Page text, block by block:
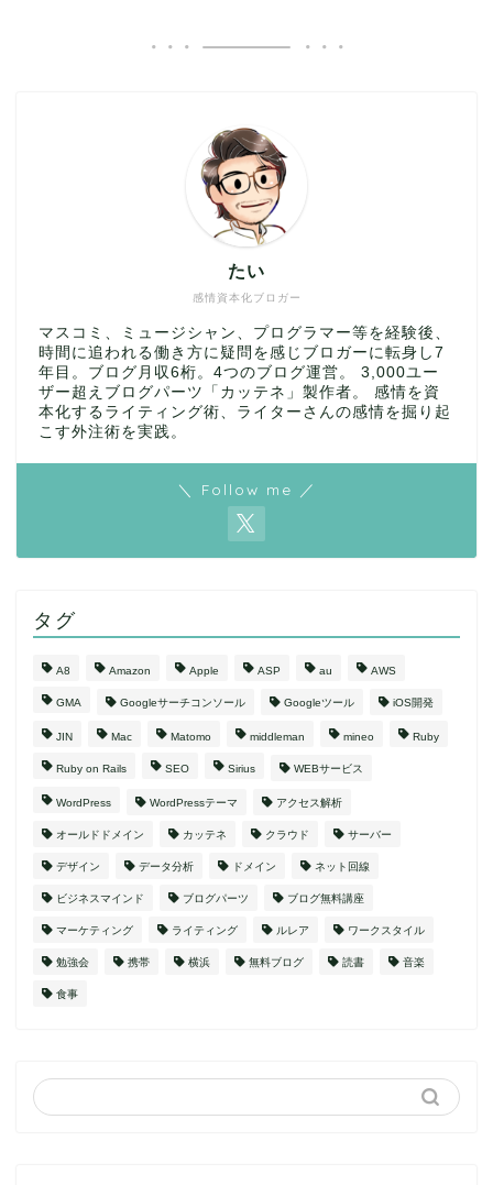
感情資本化ブロガー
たい
マスコミ、ミュージシャン、プログラマー等を経験後、
時間に追われる働き方に疑問を感じブロガーに転身し7
年目。ブログ月収6桁。4つのブログ運営。 3,000ユー
ザー超えブログパーツ「カッテネ」製作者。 感情を資
本化するライティング術、ライターさんの感情を掘り起
こす外注術を実践。
＼ Follow me ／
タグ
A8 Amazon Apple ASP au AWS
GMA Googleサーチコンソール Googleツール iOS開発
JIN Mac Matomo middleman mineo Ruby
Ruby on Rails SEO Sirius WEBサービス
WordPress WordPressテーマ アクセス解析
オールドドメイン カッテネ クラウド サーバー
デザイン データ分析 ドメイン ネット回線
ビジネスマインド ブログパーツ ブログ無料講座
マーケティング ライティング ルレア ワークスタイル
勉強会 携帯 横浜 無料ブログ 読書 音楽
食事